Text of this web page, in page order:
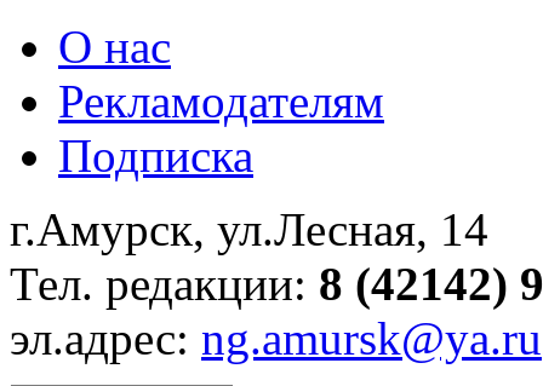
О нас
Рекламодателям
Подписка
г.Амурск, ул.Лесная, 14
Тел. редакции: 8 (42142)
эл.адрес: ng.amursk@ya.ru